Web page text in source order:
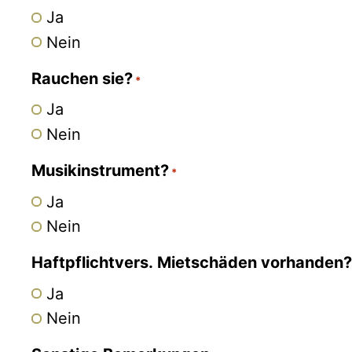
Ja
Nein
Rauchen sie? *
Ja
Nein
Musikinstrument? *
Ja
Nein
Haftpflichtvers. Mietschäden vorhanden?
Ja
Nein